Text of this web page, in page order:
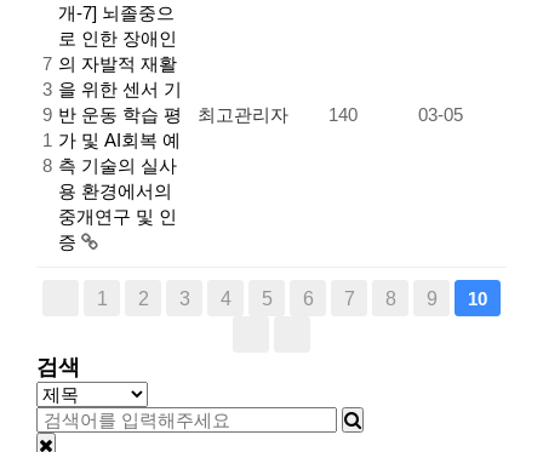
7
3
9
1
8
개-7] 뇌졸중으
로 인한 장애인
의 자발적 재활
을 위한 센서 기
반 운동 학습 평
가 및 AI회복 예
측 기술의 실사
용 환경에서의
중개연구 및 인
증
최고관리자 140 03-05
1 2 3 4 5 6 7 8 9 10
검색